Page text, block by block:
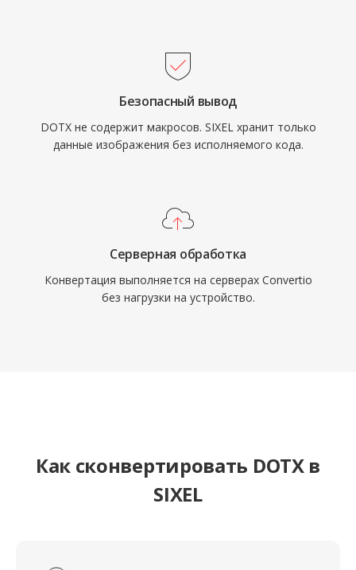
Безопасный вывод
DOTX не содержит макросов. SIXEL хранит только
данные изображения без исполняемого кода.
Серверная обработка
Конвертация выполняется на серверах Convertio
без нагрузки на устройство.
Как сконвертировать DOTX в
SIXEL